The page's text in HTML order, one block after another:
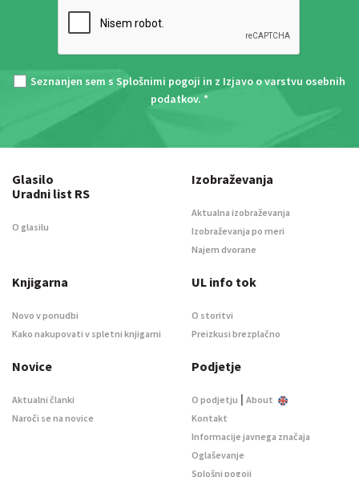
Seznanjen sem s Splošnimi pogoji in z Izjavo o varstvu osebnih
podatkov. *
Glasilo
Uradni list RS
O glasilu
Izobraževanja
Aktualna izobraževanja
Izobraževanja po meri
Najem dvorane
Knjigarna
Novo v ponudbi
Kako nakupovati v spletni knjigarni
UL info tok
O storitvi
Preizkusi brezplačno
Novice
Aktualni članki
Naroči se na novice
Podjetje
O podjetju | About
Kontakt
Informacije javnega značaja
Oglaševanje
Splošni pogoji